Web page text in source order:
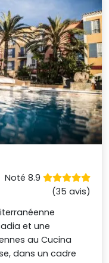
Noté 8.9
(35 avis)
et une
au Cucina
dans un cadre